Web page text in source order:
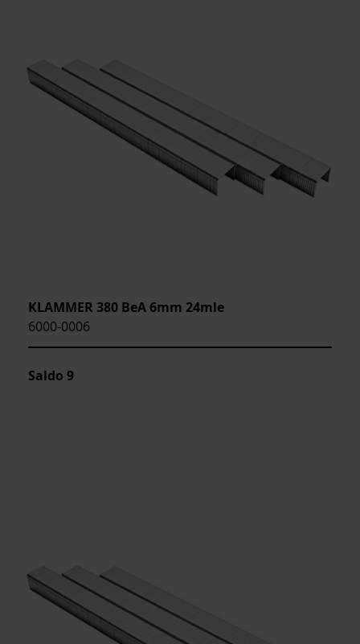
KLAMMER 380 BeA 6mm 24mle
6000-0006
Saldo 9